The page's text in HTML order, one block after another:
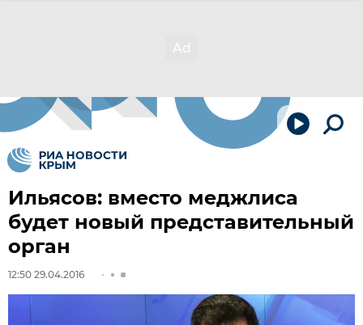
Ильясов: вместо меджлиса
будет новый представительный
орган
12:50 29.04.2016